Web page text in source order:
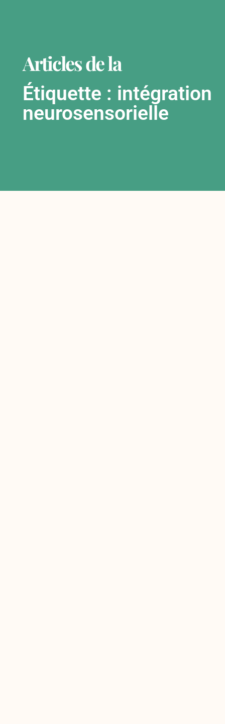
Articles de la
Étiquette : intégration
neurosensorielle